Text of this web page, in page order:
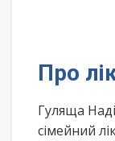
Про
Гуляща
сімейний